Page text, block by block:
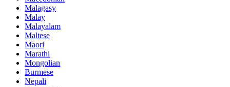
Malagasy
Malay
Malayalam
Maltese
Maori
Marathi
Mongolian
Burmese
Nepali